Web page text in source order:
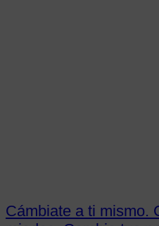
Cámbiate a ti mismo.